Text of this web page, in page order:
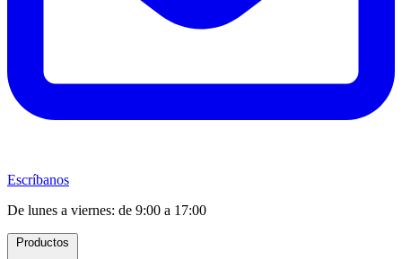
Escríbanos
De lunes a viernes: de 9:00 a 17:00
Productos